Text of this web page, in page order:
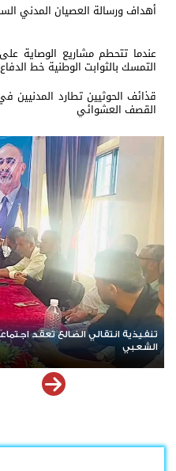
أهداف ورسالة العصيان المدني
عندما تتحطم مشاريع الوصاية
التمسك بالثوابت الوطنية خط
قذائف الحوثيين تطارد المدنيين
القصف العشوائي
نداء ودعوة لتواصل العصيان